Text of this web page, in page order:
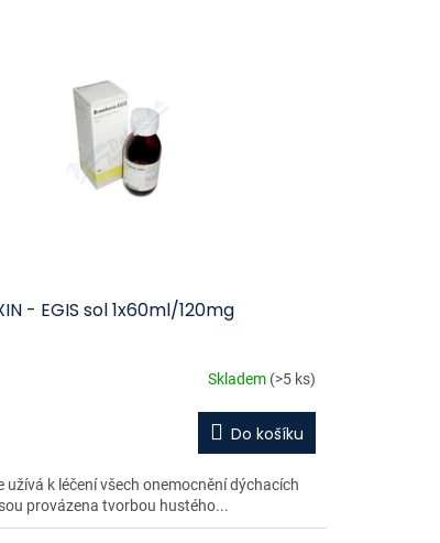
- EGIS sol 1x60ml/120mg
Skladem (>5 ks)
Do košíku
užívá k léčení všech onemocnění dýchacích
provázena tvorbou hustého...